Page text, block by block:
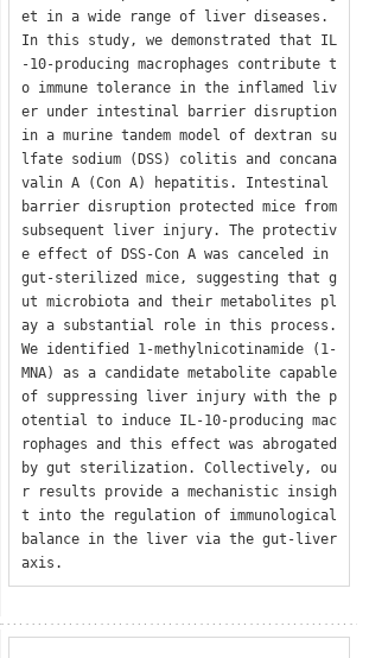
et in a wide range of liver diseases.
In this study, we demonstrated that IL
-10-producing macrophages contribute t
o immune tolerance in the inflamed liv
er under intestinal barrier disruption
in a murine tandem model of dextran su
lfate sodium (DSS) colitis and concana
valin A (Con A) hepatitis. Intestinal
barrier disruption protected mice from
subsequent liver injury. The protectiv
e effect of DSS-Con A was canceled in
gut-sterilized mice, suggesting that g
ut microbiota and their metabolites pl
ay a substantial role in this process.
We identified 1-methylnicotinamide (1-
MNA) as a candidate metabolite capable
of suppressing liver injury with the p
otential to induce IL-10-producing mac
rophages and this effect was abrogated
by gut sterilization. Collectively, ou
r results provide a mechanistic insigh
t into the regulation of immunological
balance in the liver via the gut-liver
axis.